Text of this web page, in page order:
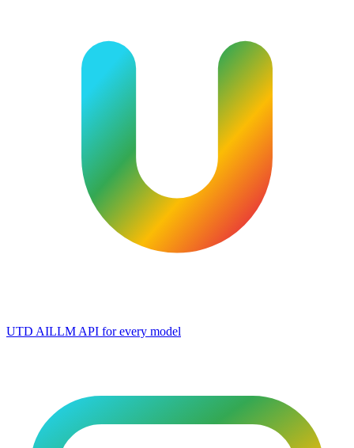
UTD AILLM API for every model